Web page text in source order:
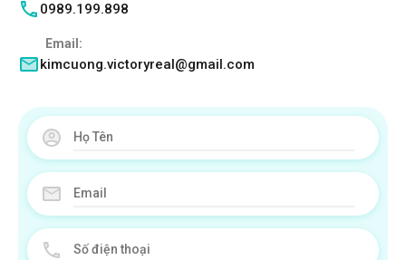
0989.199.898
Email:
kimcuong.victoryreal@gmail.com